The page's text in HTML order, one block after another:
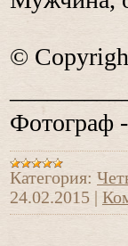
©
Фотограф
Категория:
24.02.2015